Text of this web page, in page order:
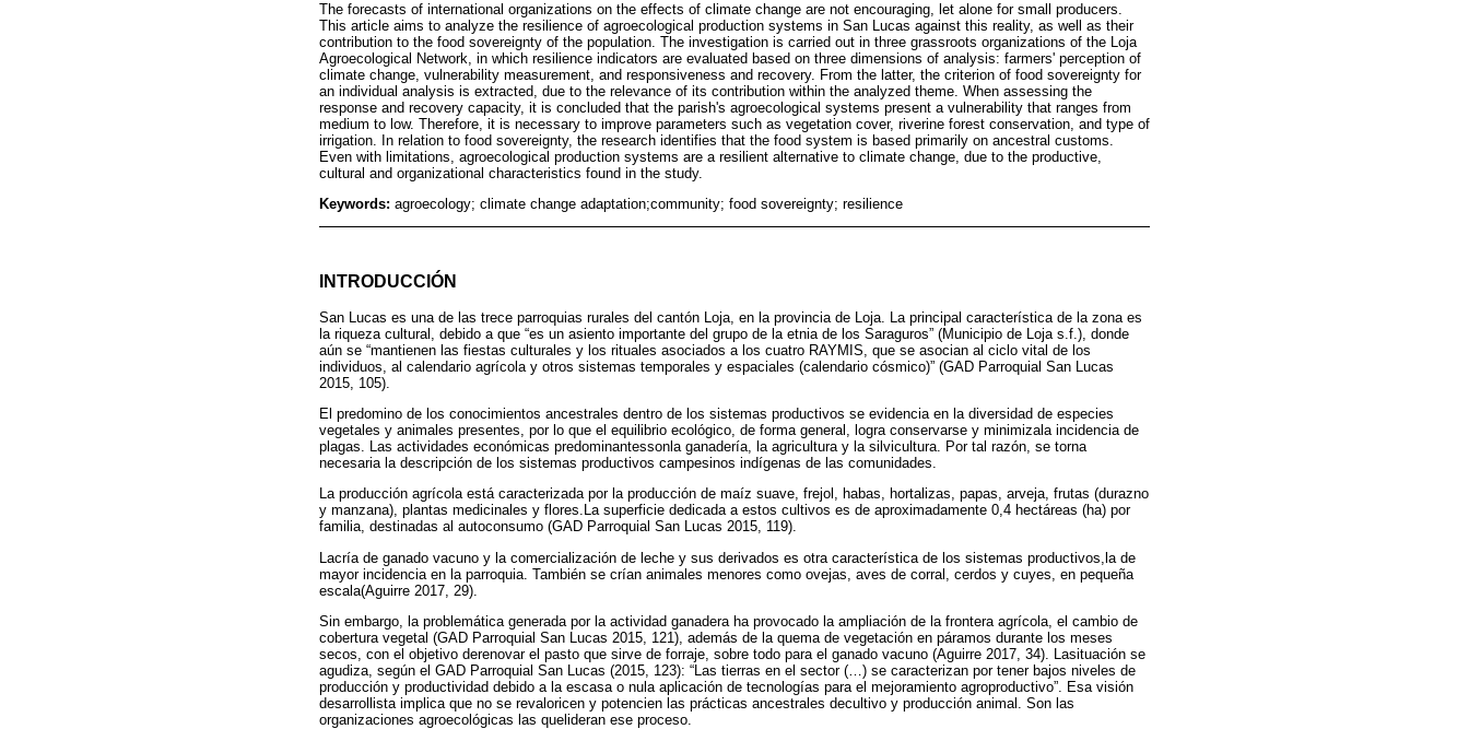
The forecasts of international organizations on the effects of climate change are not encouraging, let alone for small producers.
This article aims to analyze the resilience of agroecological production systems in San Lucas against this reality, as well as their
contribution to the food sovereignty of the population. The investigation is carried out in three grassroots organizations of the Loja
Agroecological Network, in which resilience indicators are evaluated based on three dimensions of analysis: farmers' perception of
climate change, vulnerability measurement, and responsiveness and recovery. From the latter, the criterion of food sovereignty for
an individual analysis is extracted, due to the relevance of its contribution within the analyzed theme. When assessing the
response and recovery capacity, it is concluded that the parish's agroecological systems present a vulnerability that ranges from
medium to low. Therefore, it is necessary to improve parameters such as vegetation cover, riverine forest conservation, and type of
irrigation. In relation to food sovereignty, the research identifies that the food system is based primarily on ancestral customs.
Even with limitations, agroecological production systems are a resilient alternative to climate change, due to the productive,
cultural and organizational characteristics found in the study.
Keywords: agroecology; climate change adaptation;community; food sovereignty; resilience
INTRODUCCIÓN
San Lucas es una de las trece parroquias rurales del cantón Loja, en la provincia de Loja. La principal característica de la zona es
la riqueza cultural, debido a que “es un asiento importante del grupo de la etnia de los Saraguros” (Municipio de Loja s.f.), donde
aún se “mantienen las fiestas culturales y los rituales asociados a los cuatro RAYMIS, que se asocian al ciclo vital de los
individuos, al calendario agrícola y otros sistemas temporales y espaciales (calendario cósmico)” (GAD Parroquial San Lucas
2015, 105).
El predomino de los conocimientos ancestrales dentro de los sistemas productivos se evidencia en la diversidad de especies
vegetales y animales presentes, por lo que el equilibrio ecológico, de forma general, logra conservarse y minimizala incidencia de
plagas. Las actividades económicas predominantessonla ganadería, la agricultura y la silvicultura. Por tal razón, se torna
necesaria la descripción de los sistemas productivos campesinos indígenas de las comunidades.
La producción agrícola está caracterizada por la producción de maíz suave, frejol, habas, hortalizas, papas, arveja, frutas (durazno
y manzana), plantas medicinales y flores.La superficie dedicada a estos cultivos es de aproximadamente 0,4 hectáreas (ha) por
familia, destinadas al autoconsumo (GAD Parroquial San Lucas 2015, 119).
Lacría de ganado vacuno y la comercialización de leche y sus derivados es otra característica de los sistemas productivos,la de
mayor incidencia en la parroquia. También se crían animales menores como ovejas, aves de corral, cerdos y cuyes, en pequeña
escala(Aguirre 2017, 29).
Sin embargo, la problemática generada por la actividad ganadera ha provocado la ampliación de la frontera agrícola, el cambio de
cobertura vegetal (GAD Parroquial San Lucas 2015, 121), además de la quema de vegetación en páramos durante los meses
secos, con el objetivo derenovar el pasto que sirve de forraje, sobre todo para el ganado vacuno (Aguirre 2017, 34). Lasituación se
agudiza, según el GAD Parroquial San Lucas (2015, 123): “Las tierras en el sector (…) se caracterizan por tener bajos niveles de
producción y productividad debido a la escasa o nula aplicación de tecnologías para el mejoramiento agroproductivo”. Esa visión
desarrollista implica que no se revaloricen y potencien las prácticas ancestrales decultivo y producción animal. Son las
organizaciones agroecológicas las quelideran ese proceso.